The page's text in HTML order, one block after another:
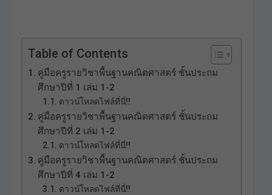
Table of Contents
คู่มือครูรายวิชาพื้นฐานคณิตศาสตร์ ชั้นประถม
ศึกษาปีที่ 1 เล่ม 1-2
ดาวน์โหลดไฟล์ที่นี่!!
คู่มือครูรายวิชาพื้นฐานคณิตศาสตร์ ชั้นประถม
ศึกษาปีที่ 2 เล่ม 1-2
ดาวน์โหลดไฟล์ที่นี่!!
คู่มือครูรายวิชาพื้นฐานคณิตศาสตร์ ชั้นประถม
ศึกษาปีที่ 4 เล่ม 1-2
ดาวน์โหลดไฟล์ที่นี่!!